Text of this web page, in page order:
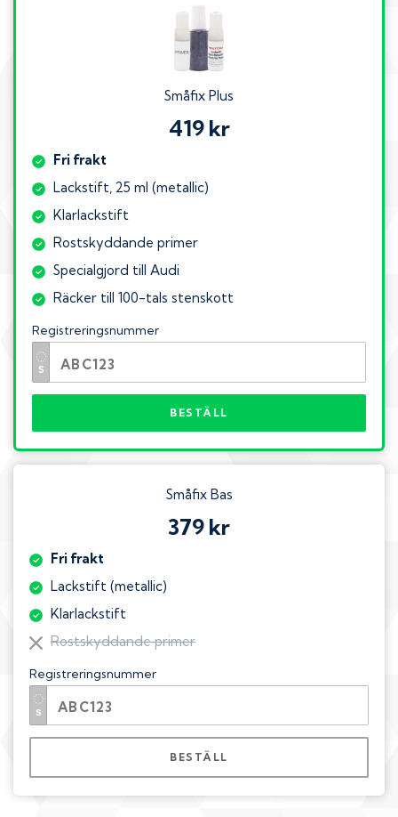
Småfix Plus
419 kr
Fri frakt
Lackstift, 25 ml (metallic)
Klarlackstift
Rostskyddande primer
Specialgjord till Audi
Räcker till 100-tals stenskott
Registreringsnummer
BESTÄLL
Småfix Bas
379 kr
Fri frakt
Lackstift (metallic)
Klarlackstift
Rostskyddande primer
Registreringsnummer
BESTÄLL